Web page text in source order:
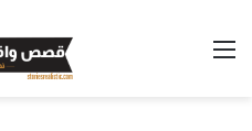
القائمة